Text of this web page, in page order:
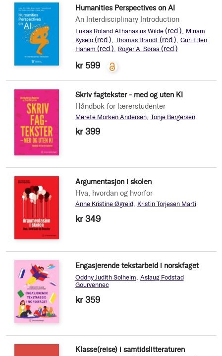
Humanities Perspectives on AI
An Interdisciplinary Introduction
Lukas Roland Athanasius Wilde (red.)
Miriam
Kyselo (red.) Thomas Brandt (red.) Guri Ellen
Hanem (red.) Roger A. Søraa (red.)
kr 599
Skriv fagtekster - med og uten KI
Håndbok for lærerstudenter
Merete Morken Andersen Tonje Bergersen
kr 399
Argumentasjon i skolen
Hva, hvordan og hvorfor
Anne Kristine Øgreid Kristin Torjesen Marti
kr 349
Engasjerende tekstarbeid i norskfaget
Oddny Judith Solheim Aslaug Fodstad
Gourvennec
kr 359
Klasse(reise) i samtidslitteraturen